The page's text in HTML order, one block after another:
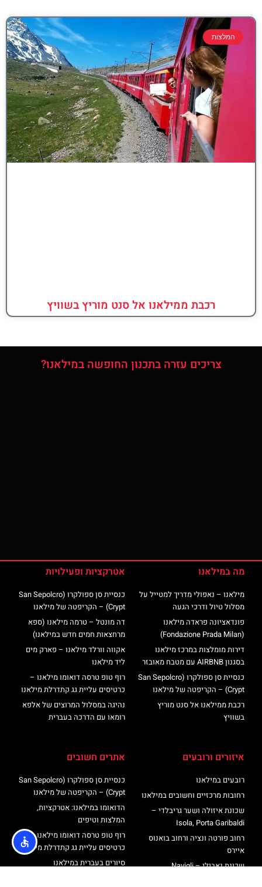
המלצות
רכבת ממילאנו אל סנט מוריץ בשוויץ
צריכים עזרה בתכנון החופשה במילאנו?
מה במילאנו
מילאנו – נאפולי מדריך למטייל על
מסלול טיול ודרכי הגעה
פונדאציונה פראדה מילאנו
(Fondazione Prada Milan)
דירות מומלצות במרכז מילאנו
בסגנון AIRBNB עם מטבח מאובזר
כנסיית סן ספולקרו (San Sepolcro
Crypt) – הקריפטה של מילאנו
רכבת ממילאנו אל סנט מוריץ
בשוויץ
אטרקציות ופעילויות
כנסיית סן ספולקרו (San Sepolcro
Crypt) – הקריפטה של מילאנו
דה מונטל – טרמה מילאנו (ספא
מרחצאות חמים חדש במילאנו)
אקווה וורלד מילאנו – פארק מים
ליד מילאנו
רוף טופ טרסה דואומו מילאנו –
כרטיסים עליית גג קתדרלת מילאנו
נהיגה במסלול המרוצים של אלפא
רומאו עם הדרכה בעברית
איזורים ורובעים
רובעים במילאנו
רחובות מרכזיים וחשובים במילאנו
שכונת איזולה ושער גריבלדי –
Isola, Porta Garibaldi
רחוב פורטה ונציה ורחוב בואנוס
איירס
שכונת נאבילי – Navigli
אתרים חשובים
כנסיית סן ספולקרו (San Sepolcro
Crypt) – הקריפטה של מילאנו
הדואומו במילאנו: אטרקציות,
המלצות וטיפים
רוף טופ טרסה דואומו מילאנו –
כרטיסים עליית גג קתדרלת מילאנו
סיורים בעברית במילאנו